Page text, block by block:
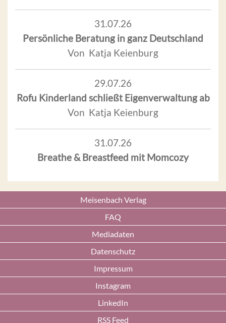
31.07.26
Persönliche Beratung in ganz Deutschland
Von Katja Keienburg
29.07.26
Rofu Kinderland schließt Eigenverwaltung ab
Von Katja Keienburg
31.07.26
Breathe & Breastfeed mit Momcozy
Meisenbach Verlag
FAQ
Mediadaten
Datenschutz
Impressum
Instagram
LinkedIn
RSS Feed